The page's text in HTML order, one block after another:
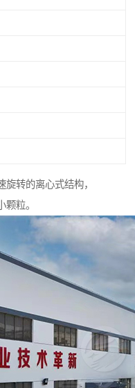
转的离心式结构，
粒。